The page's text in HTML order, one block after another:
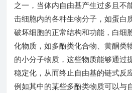
之一，当体内自由基产生过多且不
击细胞内的各种生物分子，如蛋白
破坏细胞的正常结构和功能，白细
化物质，如多酚类化合物、黄酮类
的小分子物质，这些物质能够通过
稳定化，从而终止自由基的链式反
例如其中的某些多酚类物质可以与